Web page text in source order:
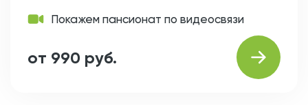
Покажем пансионат по видеосвязи
от 990 руб.